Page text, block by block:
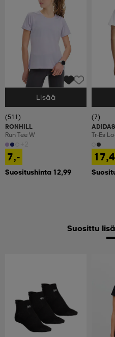
Valitse Koko
Lisää
(511)
RONHILL
Run Tee W
7,-
Suositushinta 12,99
(7)
ADIDAS
Tr-Es
Suosittu